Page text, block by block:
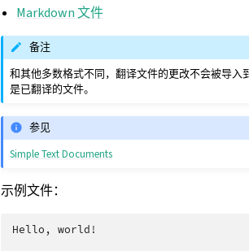
Markdown 文件
备注
和其他多数格式不同，翻译文件的更改不会被导入
是已翻译的文件。
参见
Simple Text Documents
示例文件：
Hello, world!